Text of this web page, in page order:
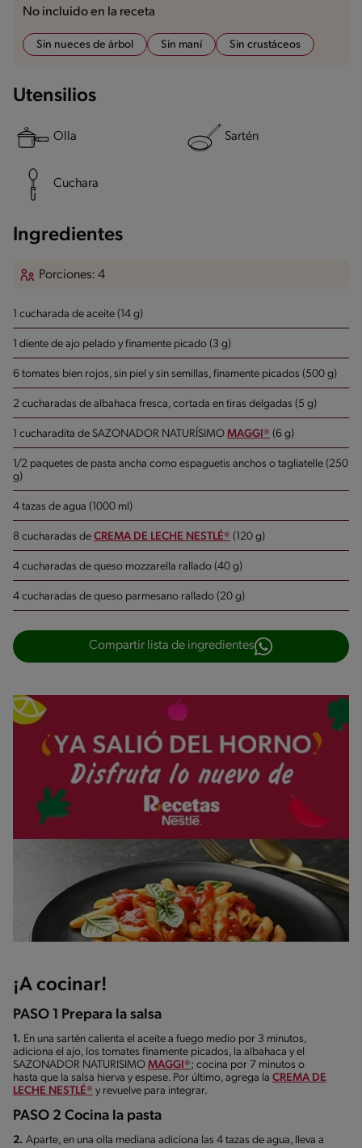
No incluido en la receta
Sin nueces de árbol Sin maní Sin crustáceos
Utensilios
Olla Sartén
Cuchara
Ingredientes
Porciones: 4
1 cucharada de aceite (14 g)
1 diente de ajo pelado y finamente picado (3 g)
6 tomates bien rojos, sin piel y sin semillas, finamente picados (500 g)
2 cucharadas de albahaca fresca, cortada en tiras delgadas (5 g)
1 cucharadita de SAZONADOR NATURÍSIMO MAGGI® (6 g)
1/2 paquetes de pasta ancha como espaguetis anchos o tagliatelle (250
g)
4 tazas de agua (1000 ml)
8 cucharadas de CREMA DE LECHE NESTLÉ® (120 g)
4 cucharadas de queso mozzarella rallado (40 g)
4 cucharadas de queso parmesano rallado (20 g)
Compartir lista de ingredientes
¡A cocinar!
PASO 1 Prepara la salsa
1. En una sartén calienta el aceite a fuego medio por 3 minutos,
adiciona el ajo, los tomates finamente picados, la albahaca y el
SAZONADOR NATURISIMO MAGGI®; cocina por 7 minutos o
hasta que la salsa hierva y espese. Por último, agrega la CREMA DE
LECHE NESTLÉ® y revuelve para integrar.
PASO 2 Cocina la pasta
2. Aparte, en una olla mediana adiciona las 4 tazas de agua, lleva a